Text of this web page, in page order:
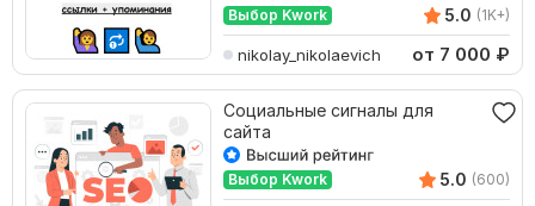
Выбор Kwork 5.0 (1K+)
nikolay_nikolaevich от 7 000 ₽
Социальные сигналы для
сайта
Выбор Kwork 5.0 (600)